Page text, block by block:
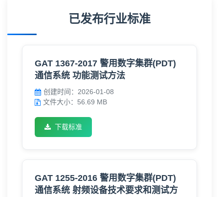
已发布行业标准
GAT 1367-2017 警用数字集群(PDT)
通信系统 功能测试方法
创建时间：2026-01-08
文件大小：56.69 MB
下载标准
GAT 1255-2016 警用数字集群(PDT)
通信系统 射频设备技术要求和测试方